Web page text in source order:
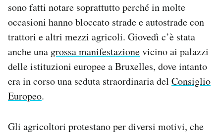
Area Personale
Newsletter
Notifiche mobile
Hai bisogno di aiuto?
Esci
sono fatti notare soprattutto perché in molte
occasioni hanno bloccato strade e autostrade con
trattori e altri mezzi agricoli. Giovedì c’è stata
anche una grossa manifestazionevicino ai palazzi
delle istituzioni europee a Bruxelles, dove intanto
era in corso una seduta straordinaria del Consiglio
Europeo.
Gli agricoltori protestano per diversi motivi, che